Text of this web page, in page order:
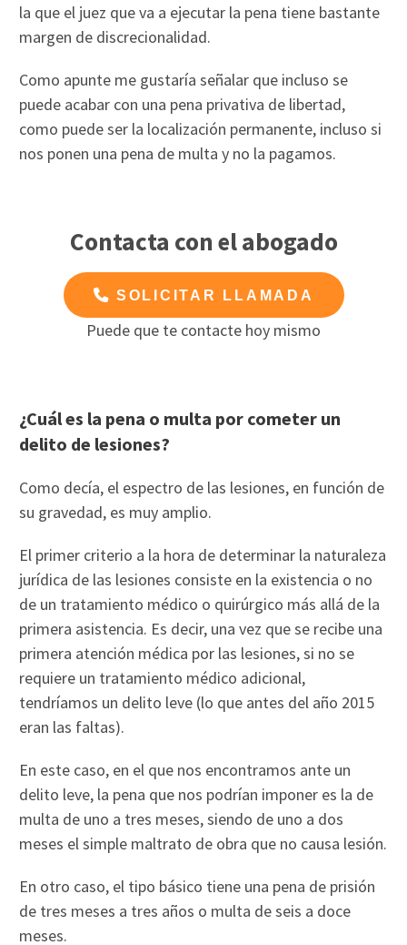
la que el juez que va a ejecutar la pena tiene bastante
margen de discrecionalidad.
Como apunte me gustaría señalar que incluso se
puede acabar con una pena privativa de libertad,
como puede ser la localización permanente, incluso si
nos ponen una pena de multa y no la pagamos.
Contacta con el abogado
SOLICITAR LLAMADA
Puede que te contacte hoy mismo
¿Cuál es la pena o multa por cometer un
delito de lesiones?
Como decía, el espectro de las lesiones, en función de
su gravedad, es muy amplio.
El primer criterio a la hora de determinar la naturaleza
jurídica de las lesiones consiste en la existencia o no
de un tratamiento médico o quirúrgico más allá de la
primera asistencia. Es decir, una vez que se recibe una
primera atención médica por las lesiones, si no se
requiere un tratamiento médico adicional,
tendríamos un delito leve (lo que antes del año 2015
eran las faltas).
En este caso, en el que nos encontramos ante un
delito leve, la pena que nos podrían imponer es la de
multa de uno a tres meses, siendo de uno a dos
meses el simple maltrato de obra que no causa lesión.
En otro caso, el tipo básico tiene una pena de prisión
de tres meses a tres años o multa de seis a doce
meses.